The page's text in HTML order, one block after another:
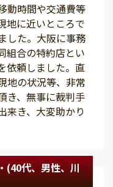
動時間や交通費等
地に近いところで
した。大阪に事務
組合の特約店とい
依頼しました。直
地の状況等、非常
き、無事に裁判手
来き、大変助かり
(40代、男性、川